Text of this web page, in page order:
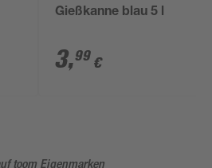
Gießkanne blau 5 l
3,99 €
toom Eigenmarken